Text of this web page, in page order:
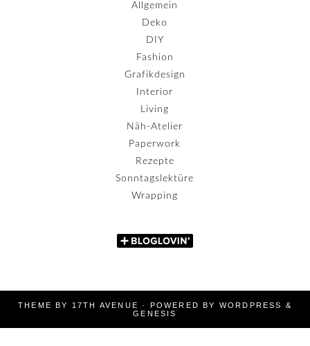
Allgemein
Deko
DIY
Fashion
Grafikdesign
Interior
Living
Näh-Atelier
Paperwork
Rezepte
Sonntagslektüre
Wrapping
THEME BY 17TH AVENUE · POWERED BY WORDPRESS
&
GENESIS